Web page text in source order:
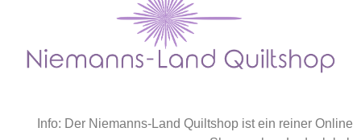
Info: Der Niemanns-Land Quiltshop ist ein reiner Online